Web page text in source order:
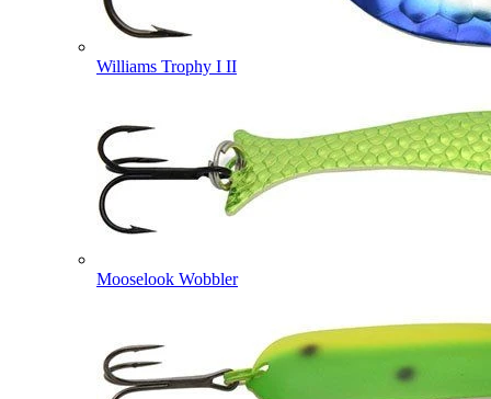
Williams Trophy I II
Mooselook Wobbler